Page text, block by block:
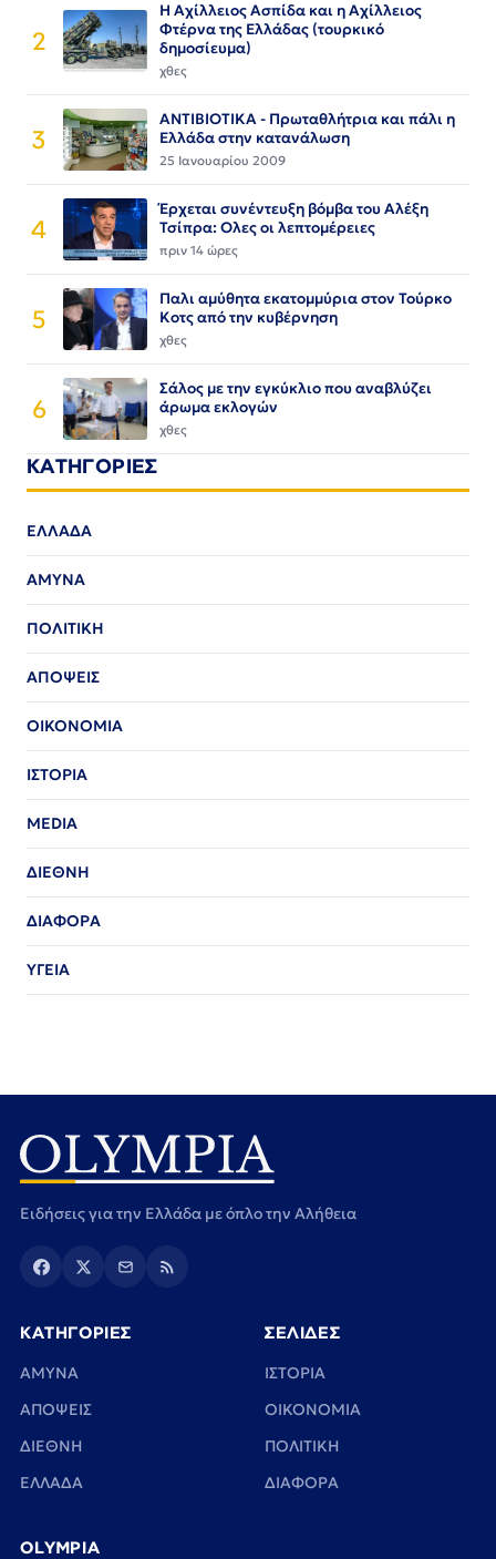
2
Η Αχίλλειος Ασπίδα και η Αχίλλειος
Φτέρνα της Ελλάδας (τουρκικό
δημοσίευμα)
χθες
3
ΑΝΤΙΒΙΟΤΙΚΑ - Πρωταθλήτρια και πάλι η
Ελλάδα στην κατανάλωση
25 Ιανουαρίου 2009
4
Έρχεται συνέντευξη βόμβα του Αλέξη
Τσίπρα: Ολες οι λεπτομέρειες
πριν 14 ώρες
5
Παλι αμύθητα εκατομμύρια στον Τούρκο
Κοτς από την κυβέρνηση
χθες
6
Σάλος με την εγκύκλιο που αναβλύζει
άρωμα εκλογών
χθες
ΚΑΤΗΓΟΡΙΕΣ
ΕΛΛΑΔΑ
ΑΜΥΝΑ
ΠΟΛΙΤΙΚΗ
ΑΠΟΨΕΙΣ
ΟΙΚΟΝΟΜΙΑ
ΙΣΤΟΡΙΑ
MEDIA
ΔΙΕΘΝΗ
ΔΙΑΦΟΡΑ
ΥΓΕΙΑ
Ειδήσεις για την Ελλάδα με όπλο την Αλήθεια
ΚΑΤΗΓΟΡΙΕΣ
ΑΜΥΝΑ
ΑΠΟΨΕΙΣ
ΔΙΕΘΝΗ
ΕΛΛΑΔΑ
ΣΕΛΙΔΕΣ
ΙΣΤΟΡΙΑ
ΟΙΚΟΝΟΜΙΑ
ΠΟΛΙΤΙΚΗ
ΔΙΑΦΟΡΑ
OLYMPIA